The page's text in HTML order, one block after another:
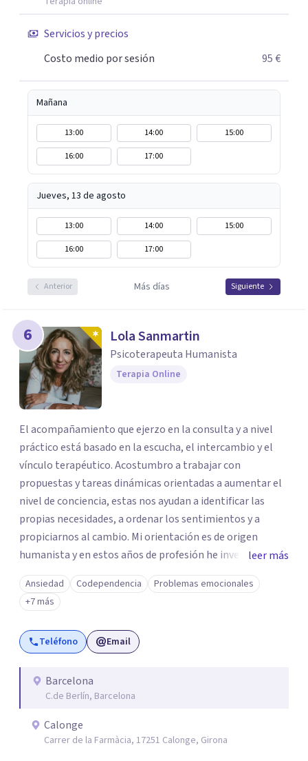
Servicios y precios
Costo medio por sesión
95 €
Mañana
13:00 14:00
15:00
16:00
17:00
Jueves, 13 de agosto
13:00 14:00
15:00
16:00
17:00
Anterior Más días Siguiente
6 Lola Sanmartin
Psicoterapeuta Humanista
Terapia Online
El acompañamiento que ejerzo en la consulta y a nivel
práctico está basado en la escucha, el intercambio y el
vínculo terapéutico. Acostumbro a trabajar con
propuestas y tareas dinámicas orientadas a aumentar el
nivel de conciencia, estas nos ayudan a identificar las
propias necesidades, a ordenar los sentimientos y a
propiciarnos al cambio. Mi orientación es de origen
humanista y en estos años de profesión he investigado y
conocido diferentes técnicas y herramientas de trabajo.
Métodos terapéuticos que perciben al ser humano como
su totalidad: psique, cuerpo y emoción, para mejorar el
estado interno de las personas y conseguir estar en la
vida de una forma más plena.
leer más
Ansiedad Codependencia
Problemas emocionales
+7 más
Teléfono Email
Barcelona
C.de Berlín, Barcelona
Calonge
Carrer de la Farmàcia, 17251 Calonge, Girona